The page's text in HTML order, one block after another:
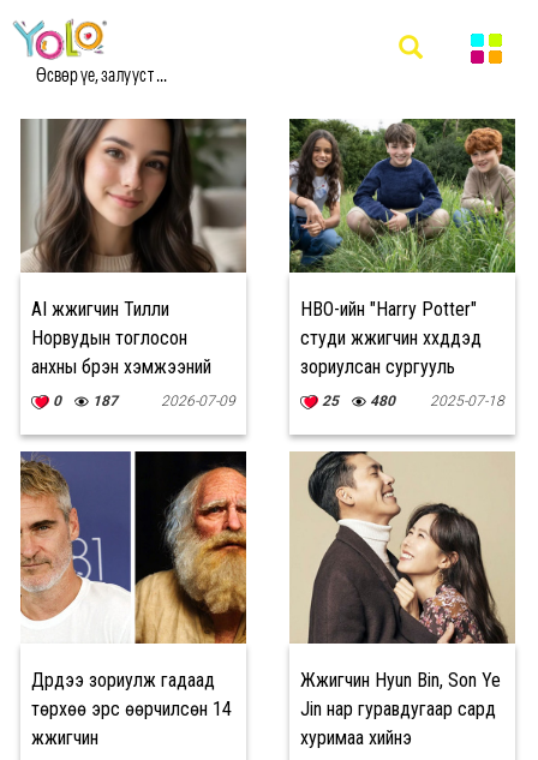
Өсвөр үе, залууст ...
#ЖҮЖИГЧИН МЭДЭЭ
AI жүжигчин Тилли
Норвудын тоглосон
анхны бүрэн хэмжээний
кино
0 187 2026-07-09
HBO-ийн "Harry Potter"
студи жүжигчин хүүхдүүдэд
зориулсан сургууль
байгуулжээ
25 480 2025-07-18
Дүрдээ зориулж гадаад
төрхөө эрс өөрчилсөн 14
жүжигчин
Жүжигчин Hyun Bin, Son Ye
Jin нар гуравдугаар сард
хуримаа хийнэ